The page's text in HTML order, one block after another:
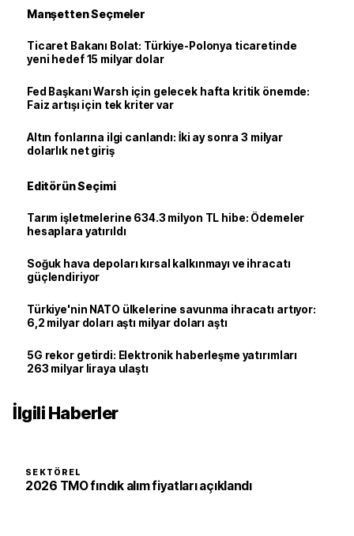
Manşetten Seçmeler
Ticaret Bakanı Bolat: Türkiye-Polonya ticaretinde
yeni hedef 15 milyar dolar
Fed Başkanı Warsh için gelecek hafta kritik önemde:
Faiz artışı için tek kriter var
Altın fonlarına ilgi canlandı: İki ay sonra 3 milyar
dolarlık net giriş
Editörün Seçimi
Tarım işletmelerine 634.3 milyon TL hibe: Ödemeler
hesaplara yatırıldı
Soğuk hava depoları kırsal kalkınmayı ve ihracatı
güçlendiriyor
Türkiye'nin NATO ülkelerine savunma ihracatı artıyor:
6,2 milyar doları aştı milyar doları aştı
5G rekor getirdi: Elektronik haberleşme yatırımları
263 milyar liraya ulaştı
İlgili Haberler
SEKTÖREL
2026 TMO fındık alım fiyatları açıklandı